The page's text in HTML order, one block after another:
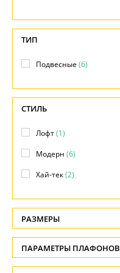
Возврат
Отзывы
Установка
Бренды
ТИП
Подвесные(6)
СТИЛЬ
Лофт(1)
Модерн (6)
Хай-тек(2)
РАЗМЕРЫ
Высота, см
-
ПАРАМЕТРЫ ПЛАФОНОВ